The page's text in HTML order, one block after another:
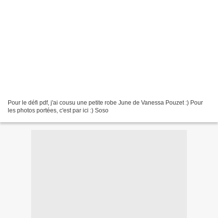
Pour le défi pdf, j'ai cousu une petite robe June de Vanessa Pouzet :) Pour
les photos portées, c'est par ici :) Soso